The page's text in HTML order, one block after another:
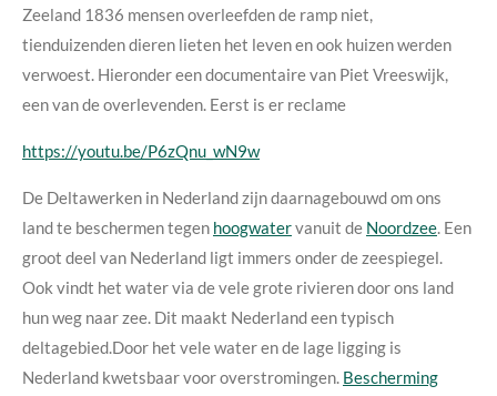
Zeeland 1836 mensen overleefden de ramp niet,
tienduizenden dieren lieten het leven en ook huizen werden
verwoest. Hieronder een documentaire van Piet Vreeswijk,
een van de overlevenden. Eerst is er reclame
https://youtu.be/P6zQnu_wN9w
De Deltawerken in Nederland zijn daarnagebouwd om ons
land te beschermen tegen hoogwatervanuit de Noordzee. Een
groot deel van Nederland ligt immers onder de zeespiegel.
Ook vindt het water via de vele grote rivieren door ons land
hun weg naar zee. Dit maakt Nederland een typisch
deltagebied.Door het vele water en de lage ligging is
Nederland kwetsbaar voor overstromingen. Bescherming